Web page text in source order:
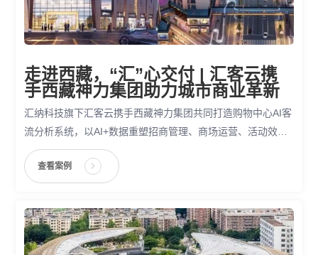
走进西藏，“汇”心交付 | 汇客云携
手西藏神力集团助力城市商业革新
汇纳科技旗下汇客云携手西藏神力集团共同打造购物中心AI客
流分析系统，以AI+数据重塑招商管理、商场运营、活动效果
评估等业务场景，实现商业运营的数字化、可视化、精细化。
查看案例